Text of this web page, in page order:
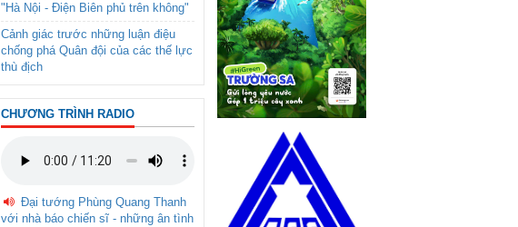
"Hà Nội - Điện Biên phủ trên không"
Cảnh giác trước những luận điệu
chống phá Quân đội của các thế lực
thù địch
CHƯƠNG TRÌNH RADIO
Đại tướng Phùng Quang Thanh
với nhà báo chiến sĩ - những ân tình